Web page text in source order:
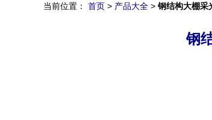
当前位置： 首页 > 产品大全 > 钢结构大棚采
钢